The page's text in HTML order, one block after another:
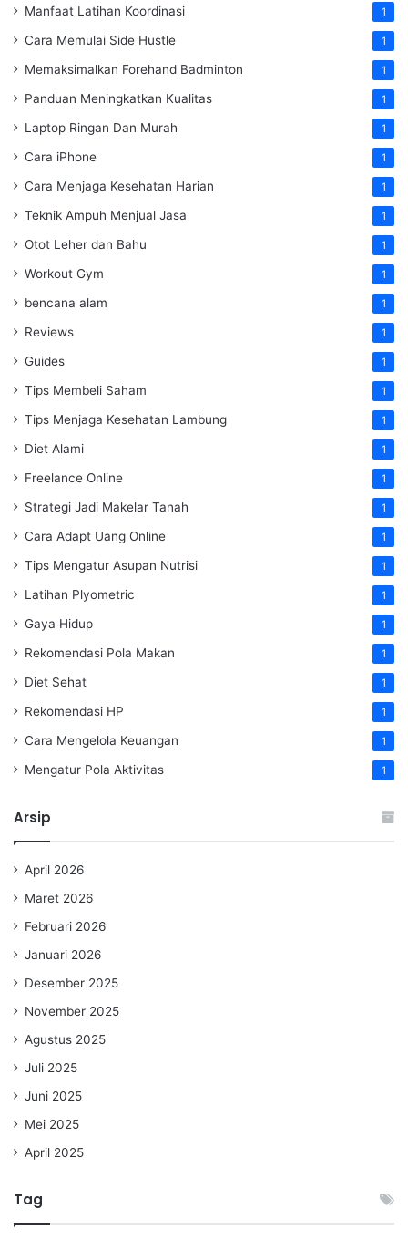
Manfaat Latihan Koordinasi 1
Cara Memulai Side Hustle 1
Memaksimalkan Forehand Badminton 1
Panduan Meningkatkan Kualitas 1
Laptop Ringan Dan Murah 1
Cara iPhone 1
Cara Menjaga Kesehatan Harian 1
Teknik Ampuh Menjual Jasa 1
Otot Leher dan Bahu 1
Workout Gym 1
bencana alam 1
Reviews 1
Guides 1
Tips Membeli Saham 1
Tips Menjaga Kesehatan Lambung 1
Diet Alami 1
Freelance Online 1
Strategi Jadi Makelar Tanah 1
Cara Adapt Uang Online 1
Tips Mengatur Asupan Nutrisi 1
Latihan Plyometric 1
Gaya Hidup 1
Rekomendasi Pola Makan 1
Diet Sehat 1
Rekomendasi HP 1
Cara Mengelola Keuangan 1
Mengatur Pola Aktivitas 1
Arsip
April 2026
Maret 2026
Februari 2026
Januari 2026
Desember 2025
November 2025
Agustus 2025
Juli 2025
Juni 2025
Mei 2025
April 2025
Tag